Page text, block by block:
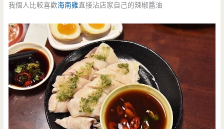
我個人比較喜歡海南雞直接沾店家自己的辣椒醬油